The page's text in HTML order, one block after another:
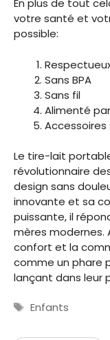
En plus de tout
votre santé et
possible:
Sans BPA
Sans fil
Alimenté
Le tire-lait
révolutionnaire
design sans
innovante et sa
puissante, il
mères modernes.
confort et la
comme un phare
lançant dans leur
Étiquettes
Enfants